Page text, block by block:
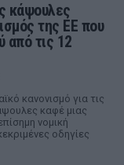
κάψουλες
της ΕΕ που
από τις 12
κανονισμό για τις
καφέ μιας
νομική
οδηγίες